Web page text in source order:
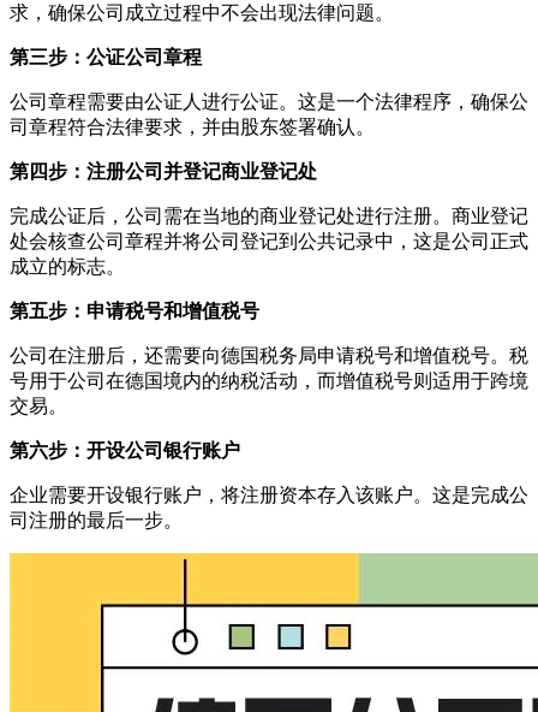
求，确保公司成立过程中不会出现法律问题。
第三步：公证公司章程
公司章程需要由公证人进行公证。这是一个法律程序，确保公
司章程符合法律要求，并由股东签署确认。
第四步：注册公司并登记商业登记处
完成公证后，公司需在当地的商业登记处进行注册。商业登记
处会核查公司章程并将公司登记到公共记录中，这是公司正式
成立的标志。
第五步：申请税号和增值税号
公司在注册后，还需要向德国税务局申请税号和增值税号。税
号用于公司在德国境内的纳税活动，而增值税号则适用于跨境
交易。
第六步：开设公司银行账户
企业需要开设银行账户，将注册资本存入该账户。这是完成公
司注册的最后一步。